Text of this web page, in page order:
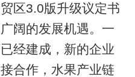
3.0版升级议定书
阔的发展机遇。一
经建成，新的企业
合作，水果产业链